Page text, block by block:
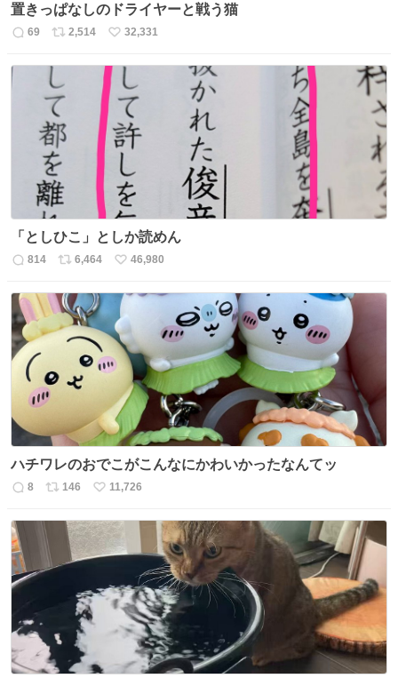
置きっぱなしのドライヤーと戦う猫
返
数
69
リ
ス
ト
数
2,514
い
ね
数
32,331
「としひこ」としか読めん
返
数
814
リ
ス
ト
数
6,464
い
ね
数
46,980
ハチワレのおでこがこんなにかわいかったなんてッ
返
数
8
リ
ス
ト
数
146
い
ね
数
11,726